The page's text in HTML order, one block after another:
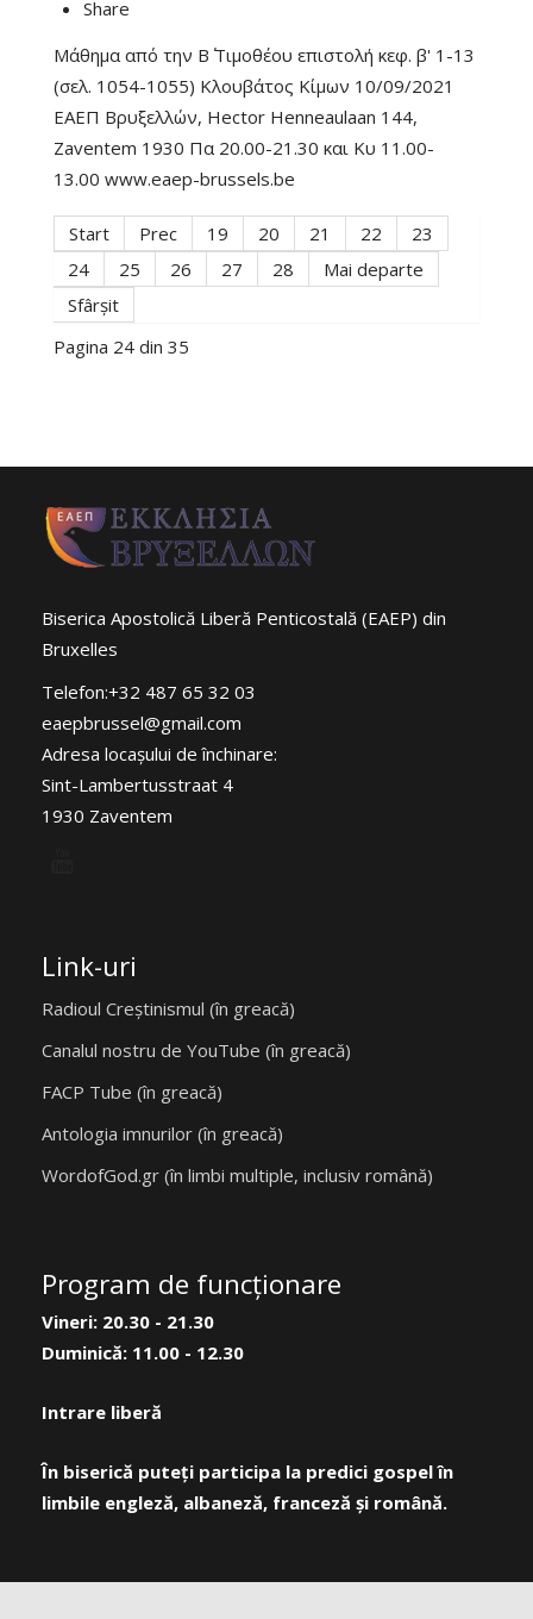
Share
Μάθημα από την Β΄ Τιμοθέου επιστολή κεφ. β' 1-13
(σελ. 1054-1055) Κλουβάτος Κίμων 10/09/2021
ΕΑΕΠ Βρυξελλών, Hector Henneaulaan 144,
Zaventem 1930 Πα 20.00-21.30 και Κυ 11.00-
13.00 www.eaep-brussels.be
Start Prec 19 20 21 22
23
24
25 26 27 28
Mai departe
Sfârșit
Pagina 24 din 35
Biserica Apostolică Liberă Penticostală (EAEP) din
Bruxelles
Telefon:+32 487 65 32 03
eaepbrussel@gmail.com
Adresa locaşului de închinare:
Sint-Lambertusstraat 4
1930 Zaventem
Link-uri
Radioul Creștinismul (în greacă)
Canalul nostru de YouTube (în greacă)
FACP Tube (în greacă)
Antologia imnurilor (în greacă)
WordofGod.gr (în limbi multiple, inclusiv română)
Program de funcţionare
Vineri: 20.30 - 21.30
Duminică: 11.00 - 12.30
Intrare liberă
În biserică puteți participa la predici gospel în
limbile engleză, albaneză, franceză și română.